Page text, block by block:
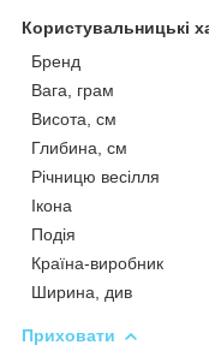
Користувальницькі
Бренд
Вага, грам
Висота, см
Глибина, см
Річницю весілля
Ікона
Подія
Країна-виробник
Ширина, див
Приховати